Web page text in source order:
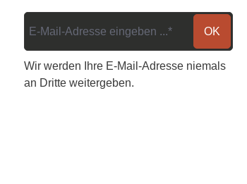
OK
Wir werden Ihre E-Mail-Adresse niemals
an Dritte weitergeben.